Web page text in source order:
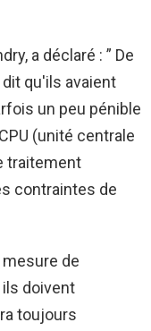
a déclaré : ” De
qu'ils avaient
un peu pénible
(unité centrale
traitement
contraintes de
de
doivent
toujours